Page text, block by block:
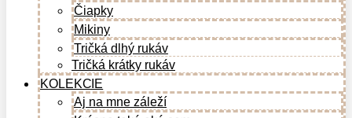
Čiapky
Mikiny
Tričká dlhý rukáv
Tričká krátky rukáv
KOLEKCIE
Aj na mne záleží